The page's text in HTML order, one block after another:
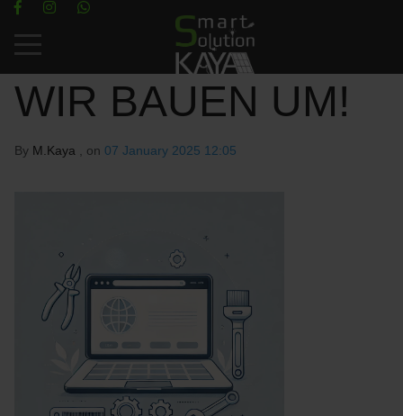
Mobile Menu Toggle
WIR BAUEN UM!
By M.Kaya , on 07 January 2025 12:05